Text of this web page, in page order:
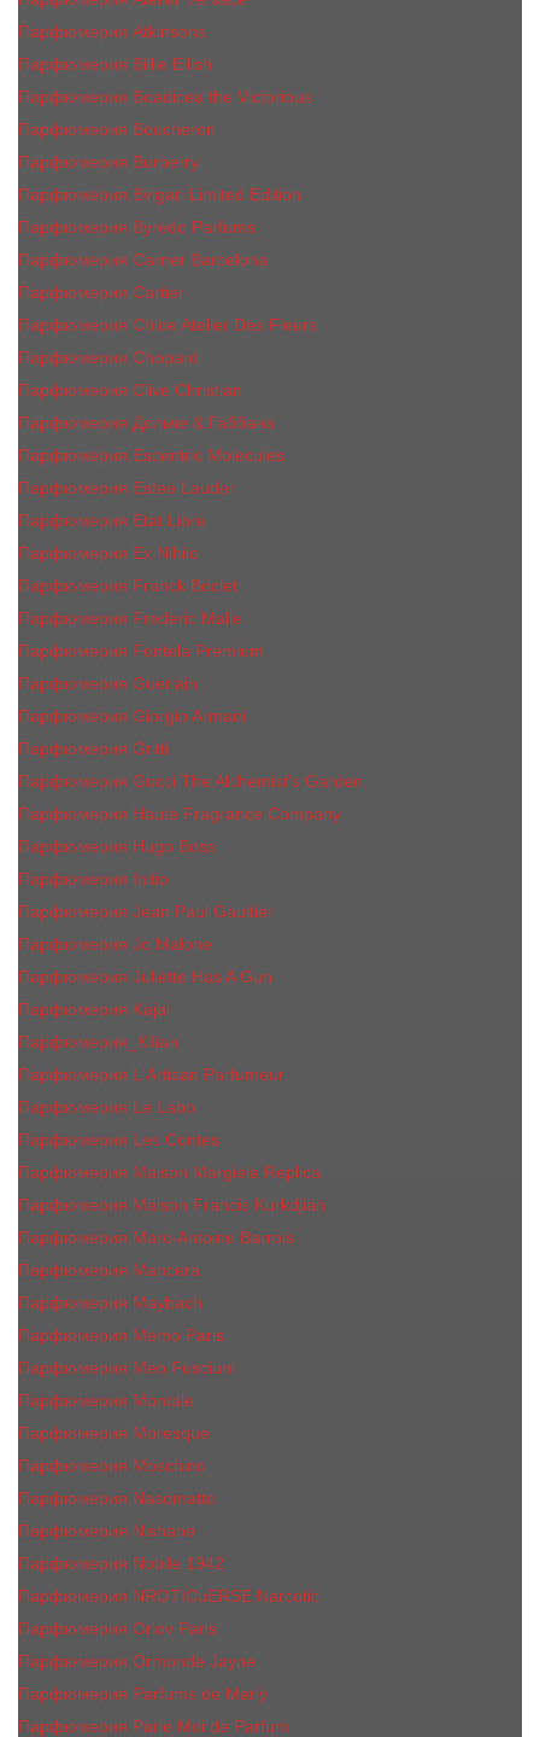
Парфюмерия Atkinsons
Парфюмерия Billie Eilish
Парфюмерия Boadicea the Victorious
Парфюмерия Boucheron
Парфюмерия Burberry
Парфюмерия Bvlgari Limited Edition
Парфюмерия Byredo Parfums
Парфюмерия Carner Barcelona
Парфюмерия Cartier
Парфюмерия Chloe Atelier Des Fleurs
Парфюмерия Сhopard
Парфюмерия Clive Christian
Парфюмерия Дольче & Габбана
Парфюмерия Escentric Molecules
Парфюмерия Estee Lаudеr
Парфюмерия Etat Libre
Парфюмерия Ex Nihilo
Парфюмерия Franck Boclet
Парфюмерия Frеderic Mаlle
Парфюмерия Fontela Premium
Парфюмерия Guerlain
Парфюмерия Giorgio Armani
Парфюмерия Gritti
Парфюмерия Gucci The Alchemist’s Garden.
Парфюмерия Haute Fragrance Company
Парфюмерия Hugo Boss
Парфюмерия Initio
Парфюмерия Jean Paul Gaultier
Парфюмерия Jо Malоnе
Парфюмерия Juliette Has A Gun
Парфюмерия Kajal
Парфюмерия_КiIiаn
Парфюмерия L'Artisan Parfumeur
Парфюмерия Le Labo
Парфюмерия Les Contes
Парфюмерия Maison Margiela Replica
Парфюмерия Maison Francis Kurkdjian
Парфюмерия Marc-Antoine Barrois
Парфюмерия Mancera
Парфюмерия Maybach
Парфюмерия Memo Paris
Парфюмерия Meo Fusciuni
Парфюмерия Montale
Парфюмерия Moresque
Парфюмерия Moschino
Парфюмерия Nasomatto
Парфюмерия Nishane
Парфюмерия Nobile 1942
Парфюмерия NROTICuERSE Narcotic
Парфюмерия Orlov Paris
Парфюмерия Ormonde Jayne
Парфюмерия Parfums de Marly
Парфюмерия Parle Moi de Parfum